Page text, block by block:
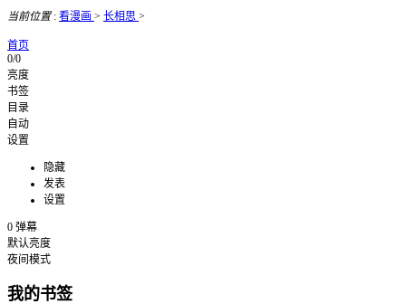
当前位置: 看漫画 > 长相思 >
首页
0/0
亮度
书签
目录
自动
设置
隐藏
发表
设置
0 弹幕
默认亮度
夜间模式
我的书签